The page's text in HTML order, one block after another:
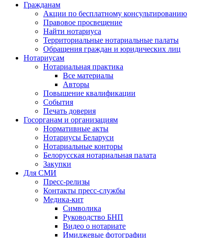
Гражданам
Акции по бесплатному консультированию
Правовое просвещение
Найти нотариуса
Территориальные нотариальные палаты
Обращения граждан и юридических лиц
Нотариусам
Нотариальная практика
Все материалы
Авторы
Повышение квалификации
События
Печать доверия
Госорганам и организациям
Нормативные акты
Нотариусы Беларуси
Нотариальные конторы
Белорусская нотариальная палата
Закупки
Для СМИ
Пресс-релизы
Контакты пресс-службы
Медика-кит
Символика
Руководство БНП
Видео о нотариате
Имиджевые фотографии